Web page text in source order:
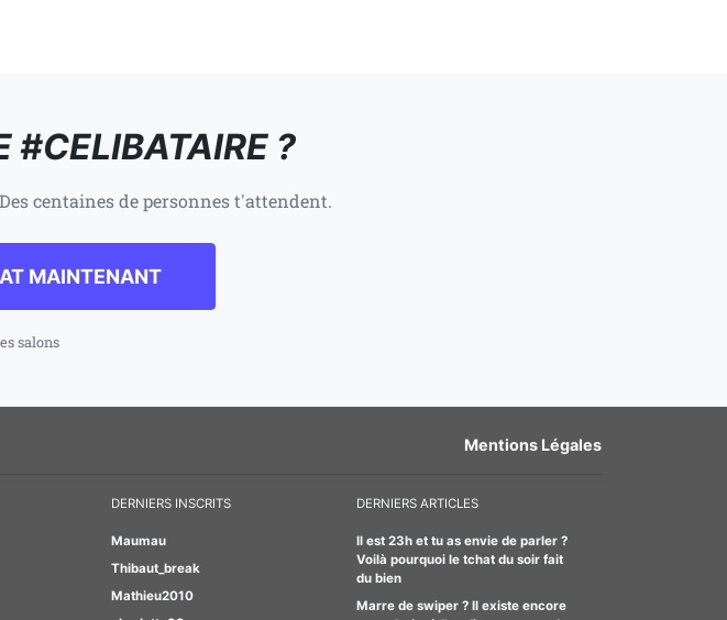
#CELIBATAIRE ?
centaines de personnes t'attendent.
MAINTENANT
salons
Mentions Légales
DERNIERS INSCRITS
Maumau
Thibaut_break
Mathieu2010
DERNIERS ARTICLES
Il est 23h et tu as envie de parler ?
Voilà pourquoi le tchat du soir fait
du bien
Marre de swiper ? Il existe encore